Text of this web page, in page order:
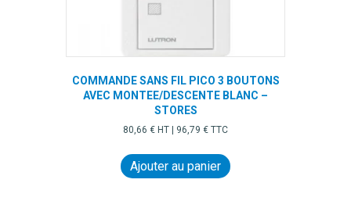
COMMANDE SANS FIL PICO 3 BOUTONS
AVEC MONTEE/DESCENTE BLANC –
STORES
80,66 € HT | 96,79 € TTC
Ajouter au panier